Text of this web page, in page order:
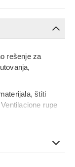
rešenje za
štiti
rupe
neprijatne